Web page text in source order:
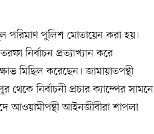
পরিমাণ পুলিশ মোতায়েন করা হয়।
নির্বাচন প্রত্যাখ্যান করে
মিছিল করেছেন। জামায়াতপন্থী
নির্বাচনী প্রচার ক্যাম্পের সামনে
আওয়ামীপন্থী আইনজীবীরা শাপলা